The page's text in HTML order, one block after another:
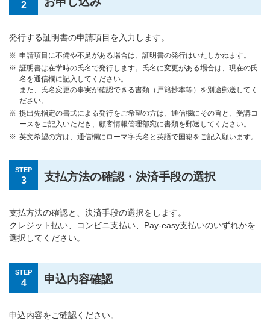
2
発行する証明書の申請項目を入力します。
申請項目に不備や不足がある場合は、証明書の発行はいたしかねます。
証明書は在学時の氏名で発行します。氏名に変更がある場合は、現在の氏
名を通信欄に記入してください。
また、氏名変更の事実が確認できる書類（戸籍抄本等）を別途郵送してく
ださい。
提出先指定の書式による発行をご希望の方は、通信欄にその旨と、受講コ
ースをご記入いただき、顧客情報管理部宛に書類を郵送してください。
英文希望の方は、通信欄にローマ字氏名と英語で国籍をご記入願います。
STEP
3 支払方法の確認・決済手段の選択
支払方法の確認と、決済手段の選択をします。
クレジット払い、コンビニ支払い、Pay-easy支払いのいずれかを
選択してください。
STEP
4 申込内容確認
申込内容をご確認ください。